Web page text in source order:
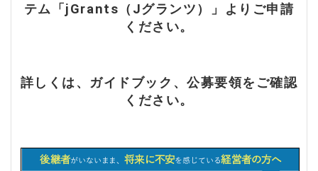
テム「jGrants（Jグランツ）」よりご申請
ください。
詳しくは、ガイドブック、公募要領をご確認
ください。